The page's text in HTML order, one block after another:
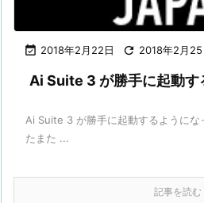
 2018年2月22日  2018年2月25
Ai Suite 3 が勝手に起動す
Ai Suite 3 が勝手に起動するように
たまた ...
記事を読む